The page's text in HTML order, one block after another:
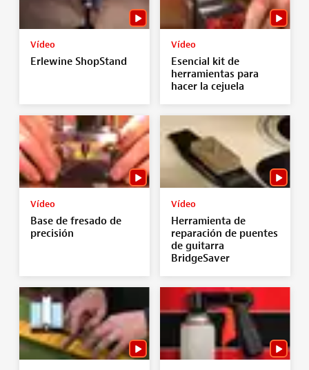
Vídeo
Erlewine ShopStand
Vídeo
Esencial kit de
herramientas para
hacer la cejuela
Vídeo
Base de fresado de
precisión
Vídeo
Herramienta de
reparación de puentes
de guitarra
BridgeSaver